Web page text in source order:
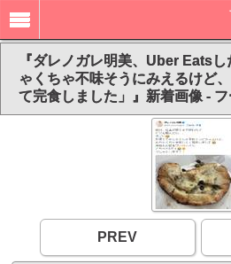
『ダレノガレ明美、Uber Eats
ゃくちゃ不味そうにみえるけど
て完食しました」』新着画像 - フ
PREV